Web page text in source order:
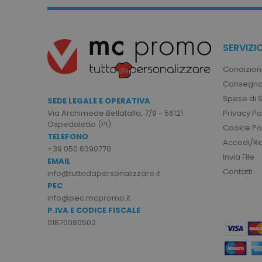
SEDE LEGALE E OPERATIVA
Via Archimede Bellatalla, 7/9 - 56121
Ospedaletto (PI)
TELEFONO
+39 050 6390770
EMAIL
info@tuttodapersonalizzare.it
PEC
info@pec.mcpromo.it
P.IVA E CODICE FISCALE
01870080502
Spese di
Privacy
Cookie
Accedi/
Invia File
Contatti
utm_campaign
mage-cache-sessid
mage-cache-storage
Google